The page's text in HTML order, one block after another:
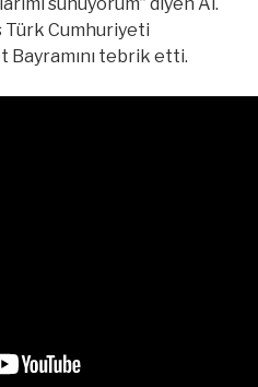
Türk Cumhuriyeti
Bayramını tebrik etti.